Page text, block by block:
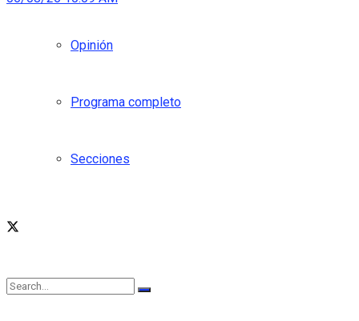
Opinión
Programa completo
Secciones